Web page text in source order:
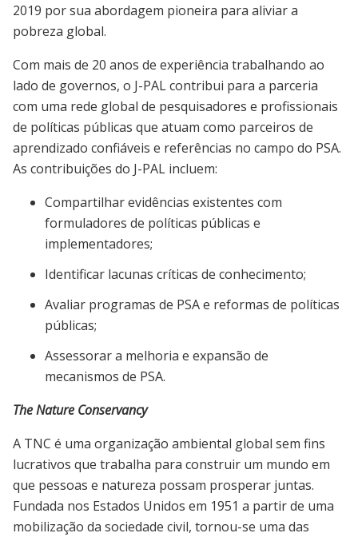
2019 por sua abordagem pioneira para aliviar a
pobreza global.
Com mais de 20 anos de experiência trabalhando ao
lado de governos, o J-PAL contribui para a parceria
com uma rede global de pesquisadores e profissionais
de políticas públicas que atuam como parceiros de
aprendizado confiáveis e referências no campo do PSA.
As contribuições do J-PAL incluem:
Compartilhar evidências existentes com
formuladores de políticas públicas e
implementadores;
Identificar lacunas críticas de conhecimento;
Avaliar programas de PSA e reformas de políticas
públicas;
Assessorar a melhoria e expansão de
mecanismos de PSA.
The Nature Conservancy
A TNC é uma organização ambiental global sem fins
lucrativos que trabalha para construir um mundo em
que pessoas e natureza possam prosperar juntas.
Fundada nos Estados Unidos em 1951 a partir de uma
mobilização da sociedade civil, tornou-se uma das